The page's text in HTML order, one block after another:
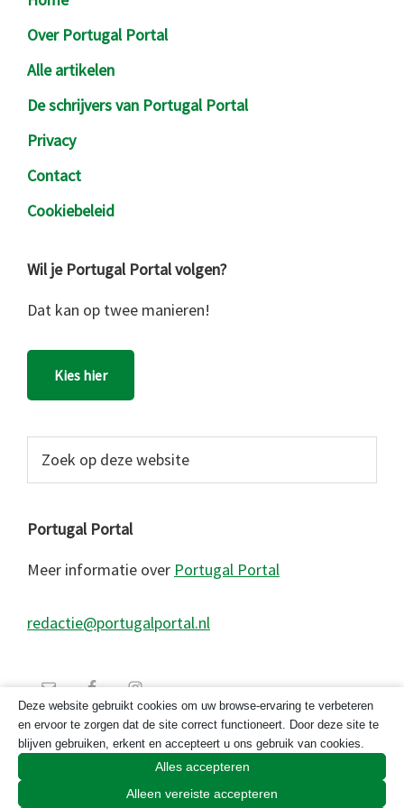
Over Portugal Portal
Alle artikelen
De schrijvers van Portugal Portal
Privacy
Contact
Cookiebeleid
Wil je Portugal Portal volgen?
Dat kan op twee manieren!
Kies hier
website
Portugal Portal
Meer informatie over Portugal Portal
redactie@portugalportal.nl
Deze website gebruikt cookies om uw browse-ervaring te verbeteren
en ervoor te zorgen dat de site correct functioneert. Door deze site te
blijven gebruiken, erkent en accepteert u ons gebruik van cookies.
Alles accepteren
Alleen vereiste accepteren